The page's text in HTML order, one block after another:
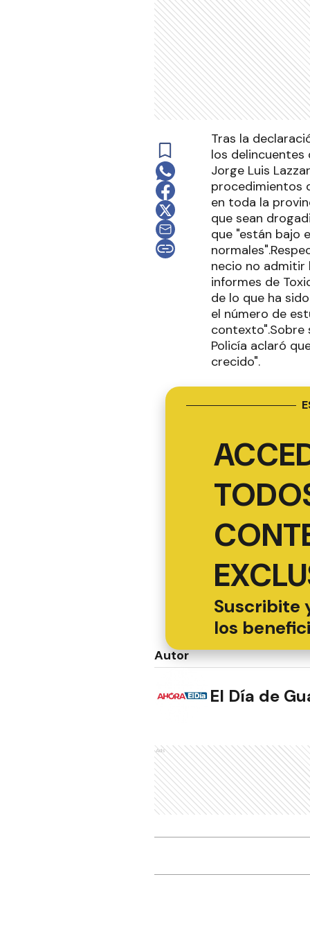
Tras la
los delincuentes
Jorge Luis
procedimientos
en toda la
que sean
que "están bajo
necio no admitir
informes de
de lo que ha
el número de
contexto".Sobre
Policía aclaró
crecido".
Suscribite
los
Autor
El Día de
Ads